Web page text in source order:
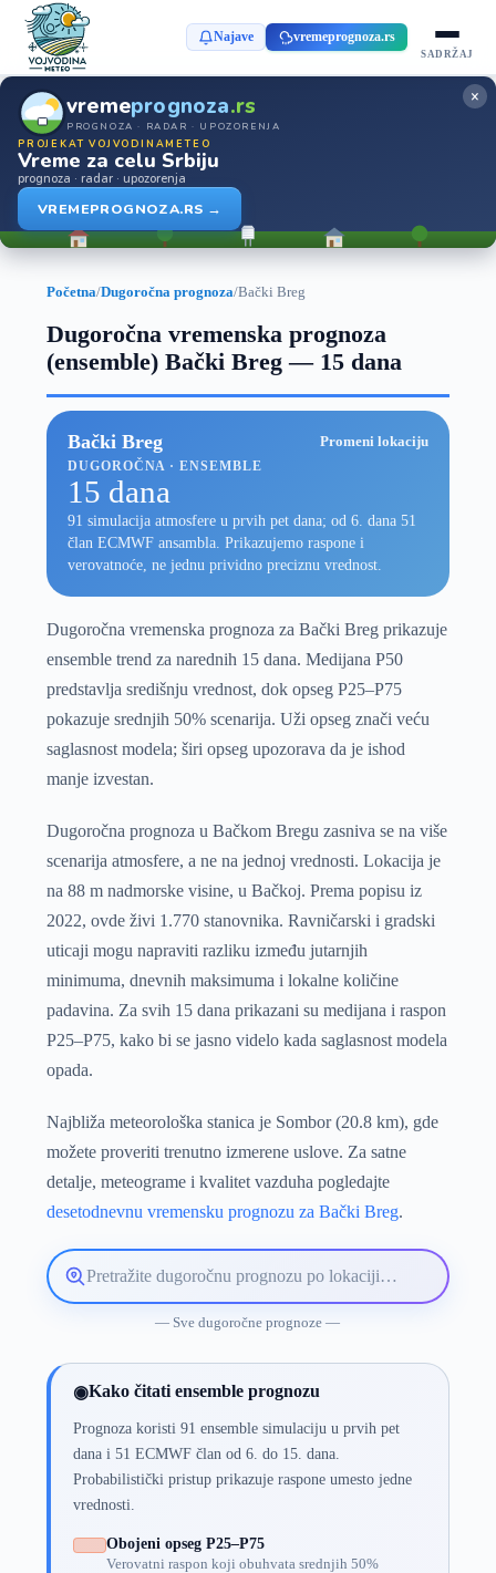
Najave vremeprognoza.rs
SADRŽAJ
vremeprognoza.rs
PROGNOZA · RADAR · UPOZORENJA
PROJEKAT VOJVODINAMETEO
Vreme za celu Srbiju
prognoza · radar · upozorenja
VREMEPROGNOZA.RS →
×
Početna/Dugoročna prognoza/Bački Breg
Dugoročna vremenska prognoza
(ensemble) Bački Breg — 15 dana
Bački Breg Promeni lokaciju
DUGOROČNA · ENSEMBLE
15 dana
91 simulacija atmosfere u prvih pet dana; od 6. dana 51
član ECMWF ansambla. Prikazujemo raspone i
verovatnoće, ne jednu prividno preciznu vrednost.
Dugoročna vremenska prognoza za Bački Breg prikazuje
ensemble trend za narednih 15 dana. Medijana P50
predstavlja središnju vrednost, dok opseg P25–P75
pokazuje srednjih 50% scenarija. Uži opseg znači veću
saglasnost modela; širi opseg upozorava da je ishod
manje izvestan.
Dugoročna prognoza u Bačkom Bregu zasniva se na više
scenarija atmosfere, a ne na jednoj vrednosti. Lokacija je
na 88 m nadmorske visine, u Bačkoj. Prema popisu iz
2022, ovde živi 1.770 stanovnika. Ravničarski i gradski
uticaji mogu napraviti razliku između jutarnjih
minimuma, dnevnih maksimuma i lokalne količine
padavina. Za svih 15 dana prikazani su medijana i raspon
P25–P75, kako bi se jasno videlo kada saglasnost modela
opada.
Najbliža meteorološka stanica je Sombor (20.8 km), gde
možete proveriti trenutno izmerene uslove. Za satne
detalje, meteograme i kvalitet vazduha pogledajte
desetodnevnu vremensku prognozu za Bački Breg.
Pretražite
lokaciju
— Sve dugoročne prognoze —
◉Kako čitati ensemble prognozu
Prognoza koristi 91 ensemble simulaciju u prvih pet
dana i 51 ECMWF član od 6. do 15. dana.
Probabilistički pristup prikazuje raspone umesto jedne
vrednosti.
Obojeni opseg P25–P75
Verovatni raspon koji obuhvata srednjih 50%